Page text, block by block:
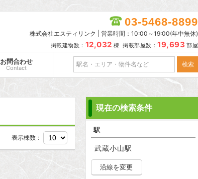
03-5468-8899
株式会社エスティリンク | 営業時間：10:00～19:00(年中無休)
掲載建物数： 12,032 棟 掲載部屋数： 19,693 部屋
お問合わせ
Contact
表示棟数：
現在の検索条件
駅
武蔵小山駅
沿線を変更